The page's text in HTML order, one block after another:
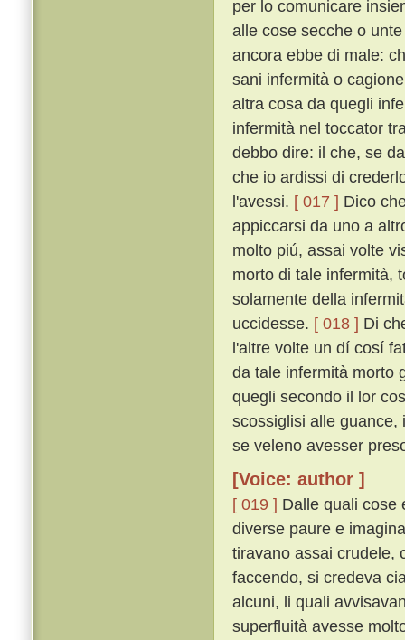
per lo comunicare
alle cose secche o
ancora ebbe di male:
sani infermità o
altra cosa da quegli
infermità nel toccator
debbo dire: il che, se
che io ardissi di
l'avessi. [ 017 ] Dico
appiccarsi da uno a
molto piú, assai volte
morto di tale infermità,
solamente della
uccidesse. [ 018 ] Di
l'altre volte un dí cosí
da tale infermità morto
quegli secondo il lor
scossiglisi alle guance,
se veleno avesser
[Voice: author ]
[ 019 ] Dalle quali cose
diverse paure e
tiravano assai crudele,
faccendo, si credeva
alcuni, li quali
superfluità avesse